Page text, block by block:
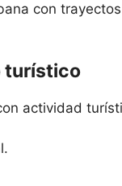
con
turístico
actividad